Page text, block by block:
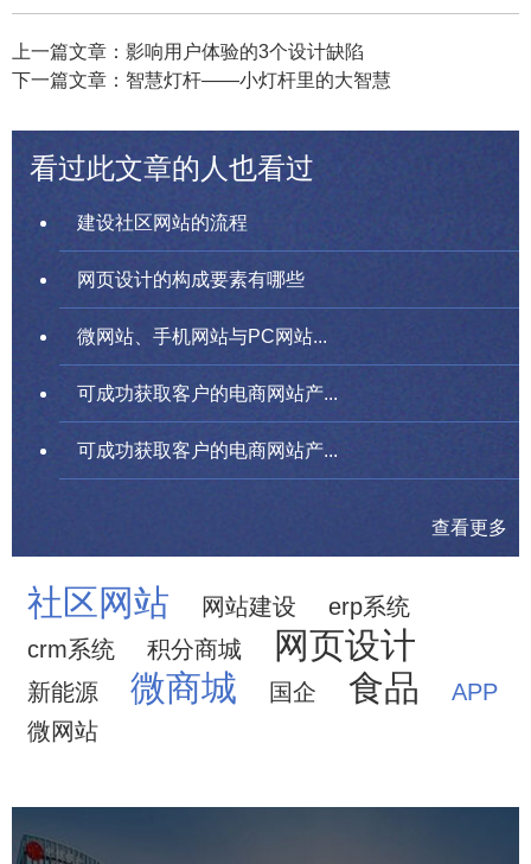
上一篇文章：影响用户体验的3个设计缺陷
下一篇文章：智慧灯杆——小灯杆里的大智慧
看过此文章的人也看过
建设社区网站的流程
网页设计的构成要素有哪些
微网站、手机网站与PC网站...
可成功获取客户的电商网站产...
可成功获取客户的电商网站产...
查看更多
社区网站 网站建设
erp系统
crm系统
积分商城 网页设计
新能源 微商城 国企 食品
APP
微网站